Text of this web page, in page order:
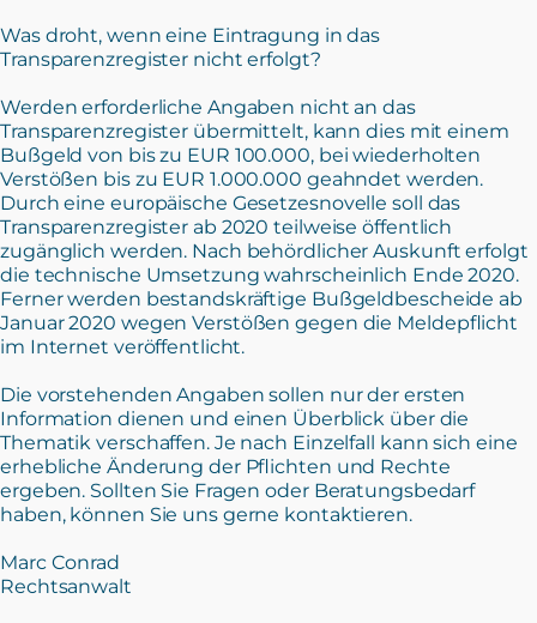
Was droht, wenn eine Eintragung in das
Transparenzregister nicht erfolgt?
Werden erforderliche Angaben nicht an das
Transparenzregister übermittelt, kann dies mit einem
Bußgeld von bis zu EUR 100.000, bei wiederholten
Verstößen bis zu EUR 1.000.000 geahndet werden.
Durch eine europäische Gesetzesnovelle soll das
Transparenzregister ab 2020 teilweise öffentlich
zugänglich werden. Nach behördlicher Auskunft erfolgt
die technische Umsetzung wahrscheinlich Ende 2020.
Ferner werden bestandskräftige Bußgeldbescheide ab
Januar 2020 wegen Verstößen gegen die Meldepflicht
im Internet veröffentlicht.
Die vorstehenden Angaben sollen nur der ersten
Information dienen und einen Überblick über die
Thematik verschaffen. Je nach Einzelfall kann sich eine
erhebliche Änderung der Pflichten und Rechte
ergeben. Sollten Sie Fragen oder Beratungsbedarf
haben, können Sie uns gerne kontaktieren.
Marc Conrad
Rechtsanwalt